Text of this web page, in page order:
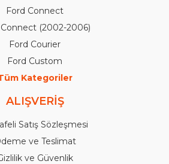
Ford Connect
(2002-2006)
Ford Courier
Ford Custom
Kategoriler
ALIŞVERİŞ
Satış Sözleşmesi
ve Teslimat
ve Güvenlik